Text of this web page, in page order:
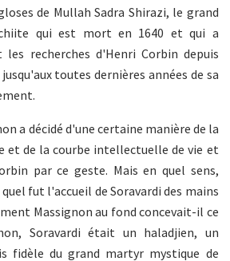
de Mullah Sadra Shirazi, le grand
qui est mort en 1640 et qui a
les recherches d'Henri Corbin depuis
toutes dernières années de sa
a décidé d'une certaine manière de la
et de la courbe intellectuelle de vie et
par ce geste. Mais en quel sens,
fut l'accueil de Soravardi des mains
Massignon au fond concevait-il ce
Soravardi était un haladjien, un
fidèle du grand martyr mystique de